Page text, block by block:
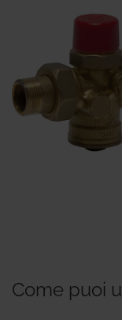
Come puoi